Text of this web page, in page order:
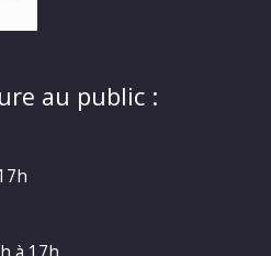
au public :